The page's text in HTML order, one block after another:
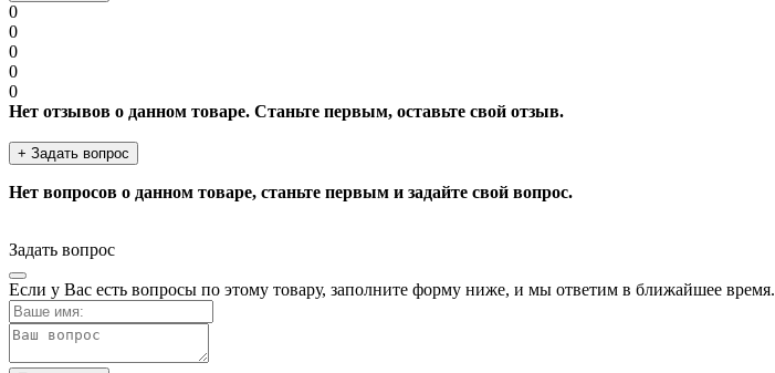
0
0
0
0
0
Нет отзывов о данном товаре. Станьте первым, оставьте свой отзыв.
+ Задать вопрос
Нет вопросов о данном товаре, станьте первым и задайте свой вопрос.
Задать вопрос
Если у Вас есть вопросы по этому товару, заполните форму ниже, и мы ответим в ближайшее время.